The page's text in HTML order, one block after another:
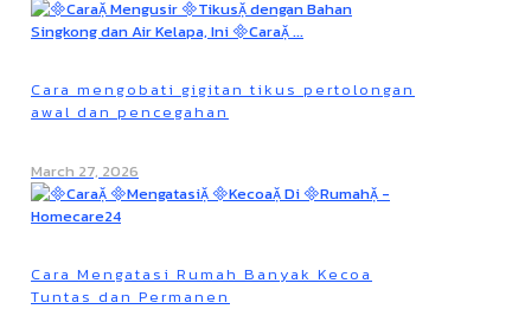
Cara mengobati gigitan tikus pertolongan
awal dan pencegahan
March 27, 2026
Cara Mengatasi Rumah Banyak Kecoa
Tuntas dan Permanen